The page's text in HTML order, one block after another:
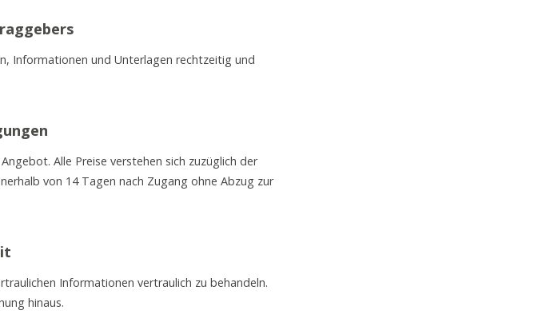
Informationen und Unterlagen rechtzeitig und
Alle Preise verstehen sich zuzüglich der
von 14 Tagen nach Zugang ohne Abzug zur
Informationen vertraulich zu behandeln.
hinaus.